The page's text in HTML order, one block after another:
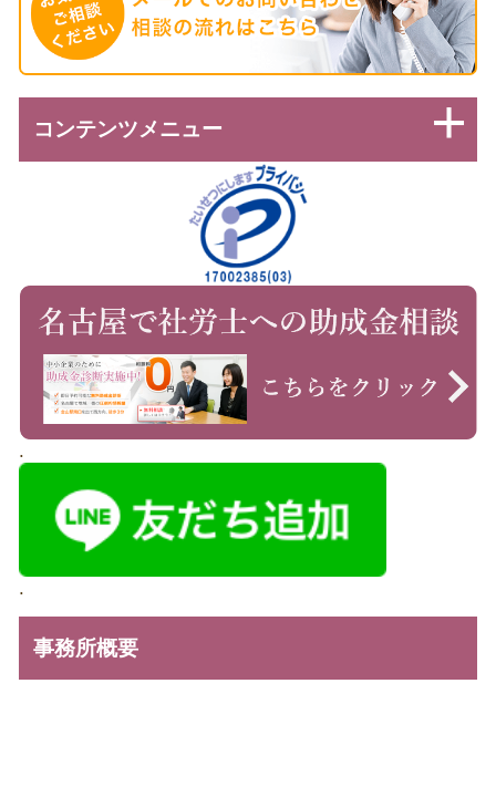
コンテンツメニュー
.
.
事務所概要